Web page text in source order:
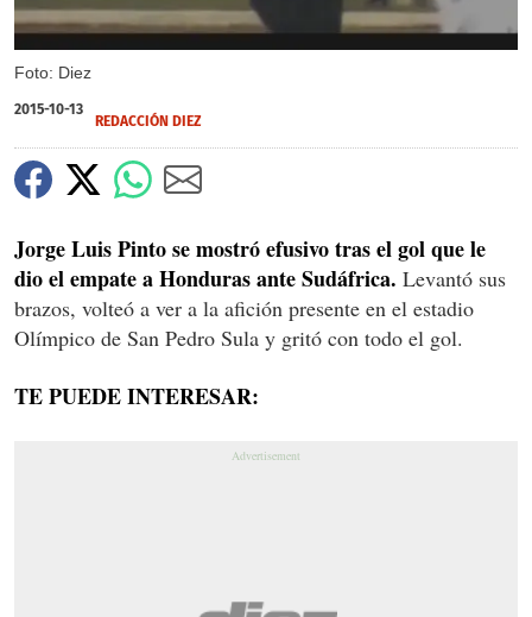
Foto: Diez
2015-10-13
REDACCIÓN DIEZ
Jorge Luis Pinto se mostró efusivo tras el gol que le
dio el empate a Honduras ante Sudáfrica. Levantó sus
brazos, volteó a ver a la afición presente en el estadio
Olímpico de San Pedro Sula y gritó con todo el gol.
TE PUEDE INTERESAR: